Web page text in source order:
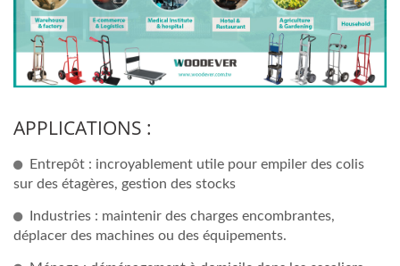
APPLICATIONS :
Entrepôt : incroyablement utile pour empiler des colis
sur des étagères, gestion des stocks
Industries : maintenir des charges encombrantes,
déplacer des machines ou des équipements.